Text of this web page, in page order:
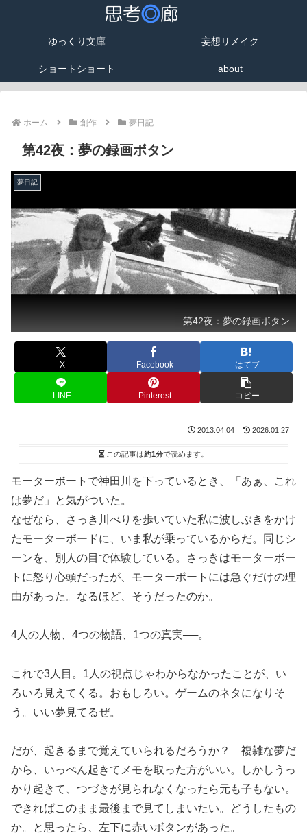
ゆっくり文庫 妄想リメイク
ショートショート about
ホーム 創作 夢日記
第42夜：夢の録画ボタン
夢日記
第42夜：夢の録画ボタン
X Facebook はてブ
LINE Pinterest コピー
2013.04.04 2026.01.27
この記事は約1分で読めます。
モーターボートで神田川を下っているとき、「あぁ、これ
は夢だ」と気がついた。
なぜなら、さっき川べりを歩いていた私に波しぶきをかけ
たモーターボードに、いま私が乗っているからだ。同じシ
ーンを、別人の目で体験している。さっきはモーターボー
トに怒り心頭だったが、モーターボートには急ぐだけの理
由があった。なるほど、そうだったのか。
4人の人物、4つの物語、1つの真実──。
これで3人目。1人の視点じゃわからなかったことが、い
ろいろ見えてくる。おもしろい。ゲームのネタになりそ
う。いい夢見てるぜ。
だが、起きるまで覚えていられるだろうか？ 複雑な夢だ
から、いっぺん起きてメモを取った方がいい。しかしうっ
かり起きて、つづきが見られなくなったら元も子もない。
できればこのまま最後まで見てしまいたい。どうしたもの
か。と思ったら、左下に赤いボタンがあった。